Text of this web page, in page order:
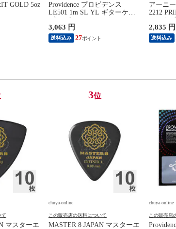
GOLD 5oz
Providence プロビデンス
LE501 1m SL YL ギターケー
3,063 円
送料込み 27
アーニ
2212
2,835 円
送料込み
て
マスターエ
3位
chuya-online
この販売店の送料について
MASTER 8 JAPAN マスターエ
chuya-online
この販売店